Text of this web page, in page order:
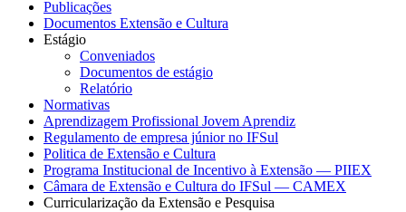
Publicações
Documentos Extensão e Cultura
Estágio
Conveniados
Documentos de estágio
Relatório
Normativas
Aprendizagem Profissional Jovem Aprendiz
Regulamento de empresa júnior no IFSul
Politica de Extensão e Cultura
Programa Institucional de Incentivo à Extensão — PIIEX
Câmara de Extensão e Cultura do IFSul — CAMEX
Curricularização da Extensão e Pesquisa